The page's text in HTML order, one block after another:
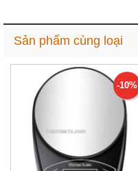
Sản phẩm cùng loại
-10%